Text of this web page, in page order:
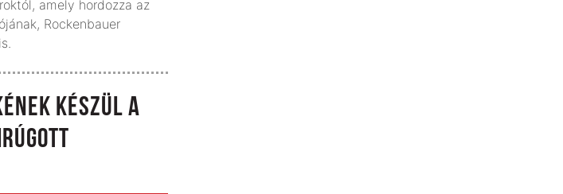
amely hordozza az
Rockenbauer
KÉSZÜL A